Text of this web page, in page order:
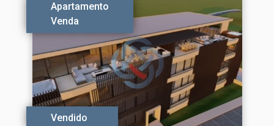
Apartamento
Venda
Vendido